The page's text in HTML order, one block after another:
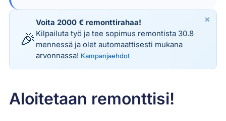
🎉
Voita 2000 € remonttirahaa!
Kilpailuta työ ja tee sopimus remontista 30.8
mennessä ja olet automaattisesti mukana
arvonnassa! Kampanjaehdot
×
Aloitetaan remonttisi!